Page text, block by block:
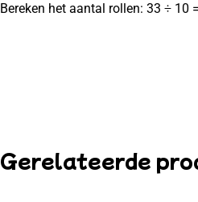
Bereken het aantal rollen: 33 ÷ 10
Gerelateerde